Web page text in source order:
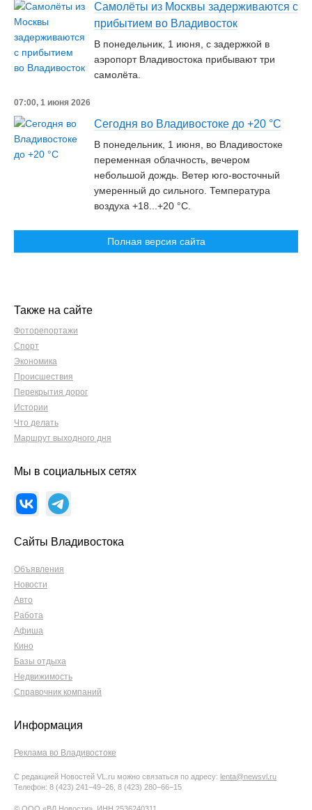
Самолёты из Москвы задерживаются с
прибытием во Владивосток
В понедельник, 1 июня, с задержкой в
аэропорт Владивостока прибывают три
самолёта.
07:00, 1 июня 2026
Сегодня во Владивостоке до +20 °C
В понедельник, 1 июня, во Владивостоке
переменная облачность, вечером
небольшой дождь. Ветер юго-восточный
умеренный до сильного. Температура
воздуха +18...+20 °С.
Полная версия сайта
Также на сайте
Фоторепортажи
Спорт
Экономика
Происшествия
Перекрытия дорог
Истории
Что делать
Маршрут выходного дня
Мы в социальных сетях
Сайты Владивостока
Объявления
Новости
Авто
Работа
Афиша
Кино
Базы отдыха
Недвижимость
Справочник компаний
Информация
Реклама во Владивостоке
С редакцией Новостей VL.ru можно связаться по адресу: lenta@newsvl.ru
Телефон: 8 (423) 241−49−26, 8 (423) 280−66−15